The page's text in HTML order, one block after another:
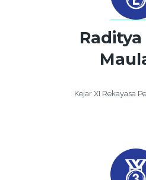
Kejar XI Rekayasa